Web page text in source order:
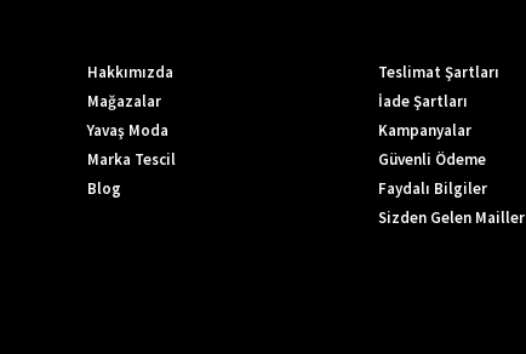
Hakkımızda
Mağazalar
Yavaş Moda
Marka Tescil
Blog
Teslimat Şartları
İade Şartları
Kampanyalar
Güvenli Ödeme
Faydalı Bilgiler
Sizden Gelen Mailler